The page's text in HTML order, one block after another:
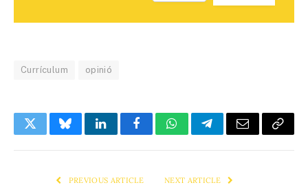
Currículum opinió
TwitterBlueskyLinkedInFacebookWhatsAppTelegramEmail Copy
PREVIOUS ARTICLE NEXT ARTICLE